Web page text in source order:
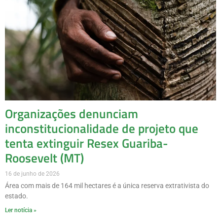
Organizações denunciam
inconstitucionalidade de projeto que
tenta extinguir Resex Guariba-
Roosevelt (MT)
16 de junho de 2026
Área com mais de 164 mil hectares é a única reserva extrativista do
estado.
Ler notícia »